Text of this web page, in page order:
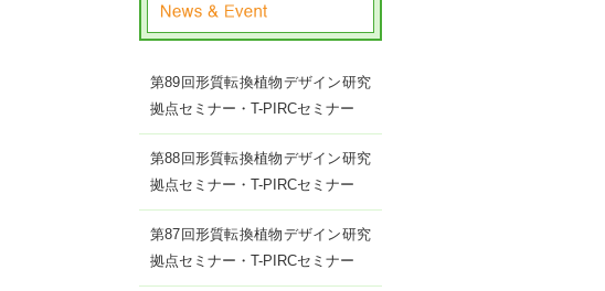
第89回形質転換植物デザイン研究
拠点セミナー・T-PIRCセミナー
第88回形質転換植物デザイン研究
拠点セミナー・T-PIRCセミナー
第87回形質転換植物デザイン研究
拠点セミナー・T-PIRCセミナー